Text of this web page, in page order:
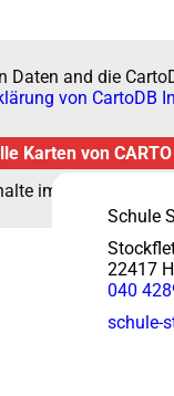
Daten and die
von CartoDB
Karten von
immer anzeigen
Schule
22417
040
schule-